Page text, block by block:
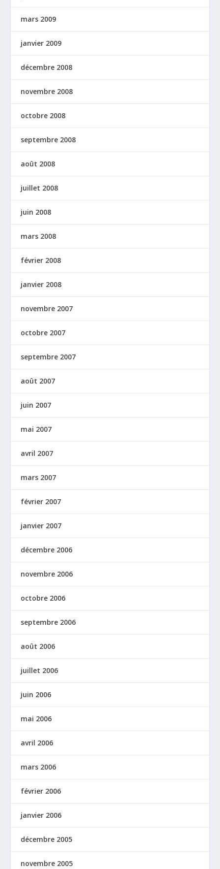
mars 2009
janvier 2009
décembre 2008
novembre 2008
octobre 2008
septembre 2008
août 2008
juillet 2008
juin 2008
mars 2008
février 2008
janvier 2008
novembre 2007
octobre 2007
septembre 2007
août 2007
juin 2007
mai 2007
avril 2007
mars 2007
février 2007
janvier 2007
décembre 2006
novembre 2006
octobre 2006
septembre 2006
août 2006
juillet 2006
juin 2006
mai 2006
avril 2006
mars 2006
février 2006
janvier 2006
décembre 2005
novembre 2005